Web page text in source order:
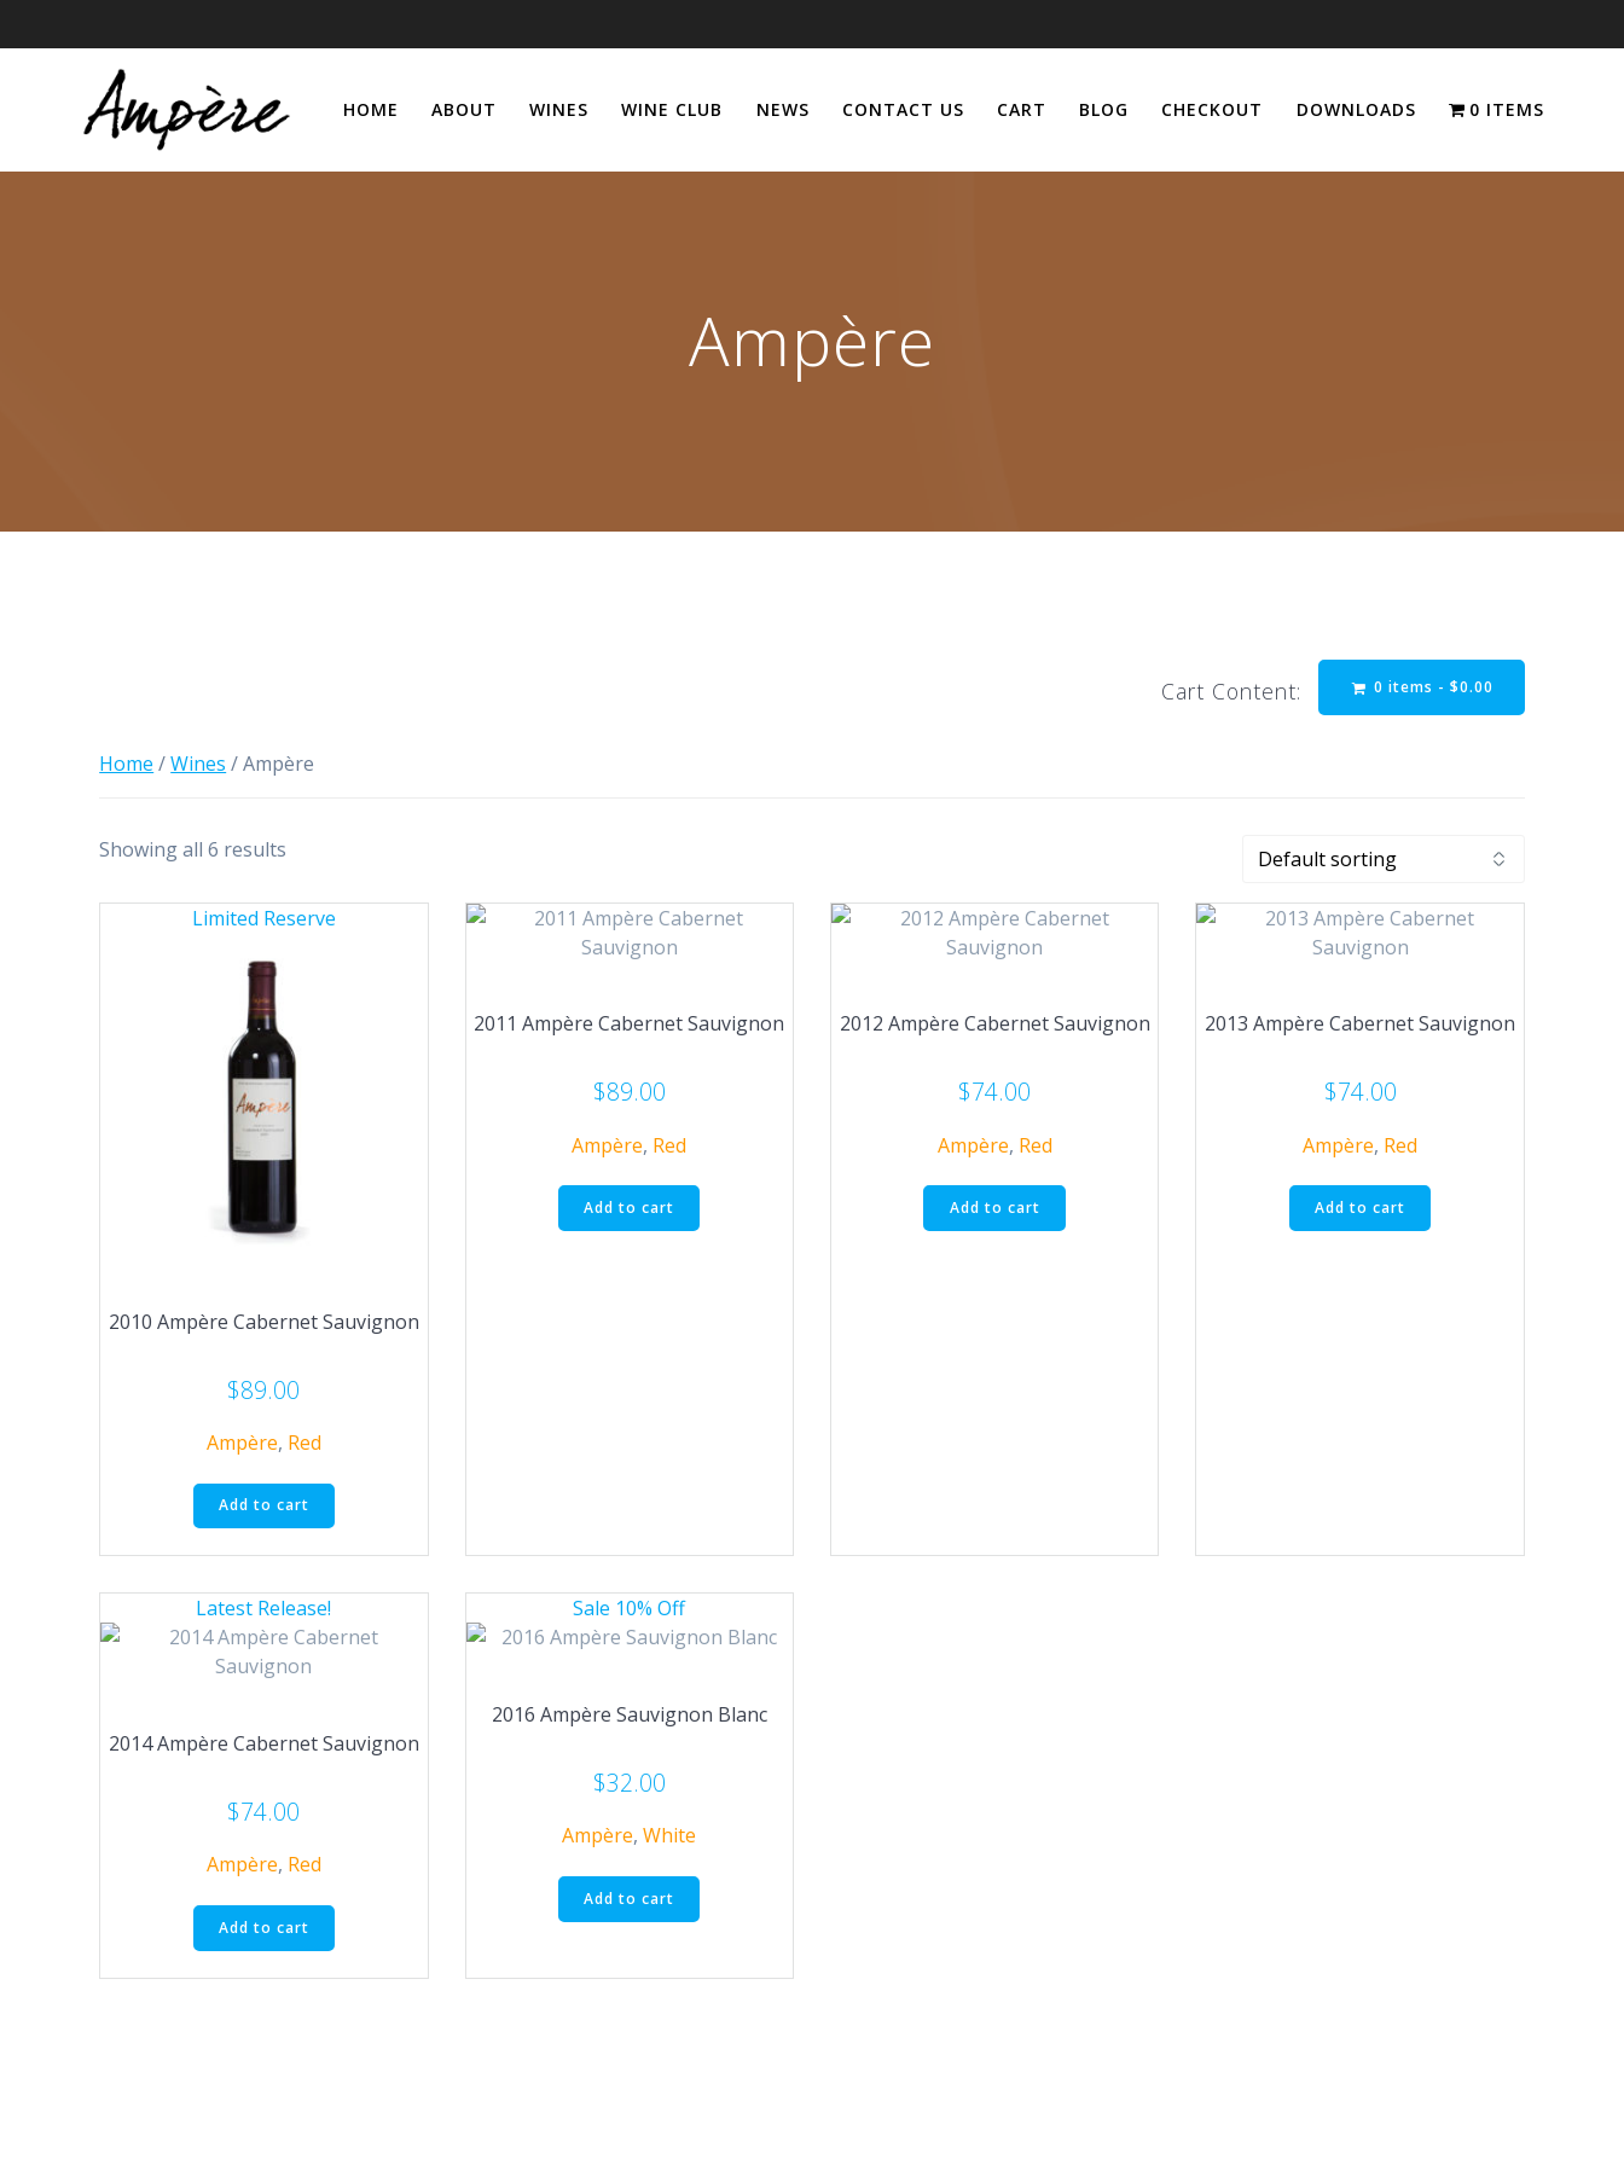
to
HOME ABOUT WINES WINE CLUB NEWS CONTACT US CART BLOG CHECKOUT DOWNLOADS 0 ITEMS
Ampère
Cart Content: 0 items - $0.00
Home /Wines / Ampère
Showing all 6 results
Limited Reserve
2010 Ampère Cabernet Sauvignon
$89.00
Ampère, Red
Add to cart
2011 Ampère Cabernet Sauvignon
$89.00
Ampère, Red
Add to cart
2012 Ampère Cabernet Sauvignon
$74.00
Ampère, Red
Add to cart
2013 Ampère Cabernet Sauvignon
$74.00
Ampère, Red
Add to cart
Latest Release!
2014 Ampère Cabernet Sauvignon
$74.00
Ampère, Red
Add to cart
Sale 10% Off
2016 Ampère Sauvignon Blanc
$32.00
Ampère,White
Add to cart